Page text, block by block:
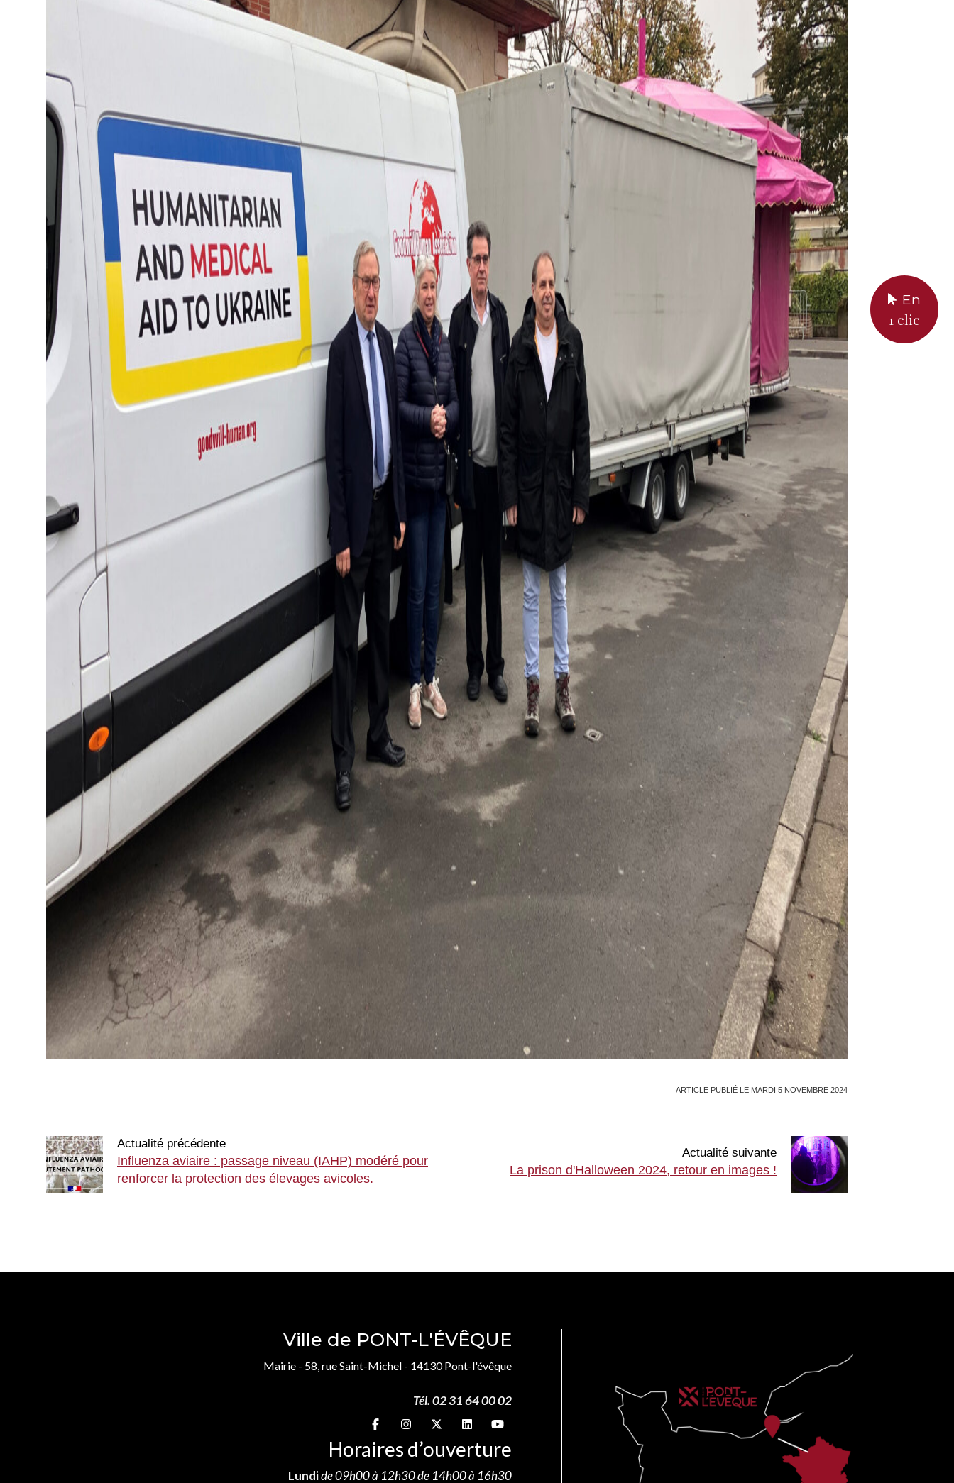
En
1 clic
ARTICLE PUBLIÉ LE MARDI 5 NOVEMBRE 2024
Actualité précédente
Influenza aviaire : passage niveau (IAHP) modéré pour
renforcer la protection des élevages avicoles.
Actualité suivante
La prison d'Halloween 2024, retour en images !
Ville de PONT-L'ÉVÊQUE
Mairie - 58, rue Saint-Michel - 14130 Pont-l'évêque
Tél. 02 31 64 00 02
Suivez-nous sur
Suivez-nous sur
Suivez-nous sur
Suivez-nous sur
Suivez-nous sur
Horaires d’ouverture
Lundide 09h00 à 12h30 de 14h00 à 16h30